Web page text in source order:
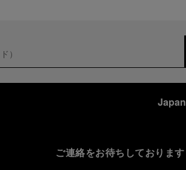
Japan
ご連絡をお待ちしております